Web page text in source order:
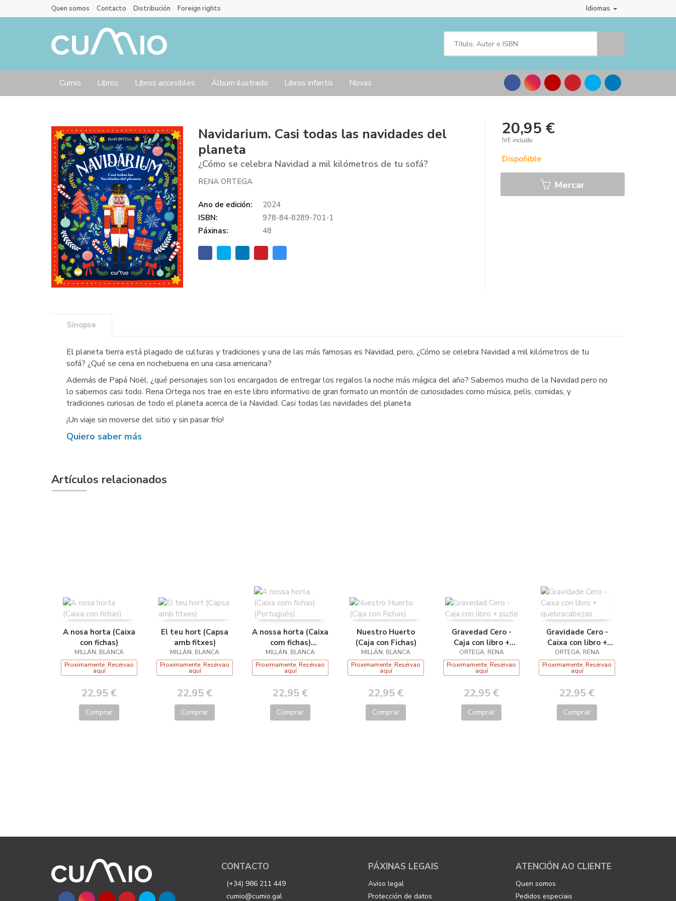
Idiomas
Quen somos Contacto Distribución Foreign rights
Cumio Libros Libros accesibles Álbum ilustrado Libros infantís Novas
Navidarium. Casi todas las navidades del
planeta
¿Cómo se celebra Navidad a mil kilómetros de tu sofá?
RENA ORTEGA
Ano de edición:
2024
ISBN:
978-84-8289-701-1
Páxinas:
48
20,95 €
IVE incluído
Dispoñible
Mercar
Sinopse
El planeta tierra está plagado de culturas y tradiciones y una de las más famosas es Navidad, pero, ¿Cómo se celebra Navidad a mil kilómetros de tu
sofá? ¿Qué se cena en nochebuena en una casa americana?
Además de Papá Noël, ¿qué personajes son los encargados de entregar los regalos la noche más mágica del año? Sabemos mucho de la Navidad pero no
lo sabemos casi todo. Rena Ortega nos trae en este libro informativo de gran formato un montón de curiosidades como música, pelis, comidas, y
tradiciones curiosas de todo el planeta acerca de la Navidad. Casi todas las navidades del planeta
¡Un viaje sin moverse del sitio y sin pasar frío!
Quiero saber más
Artículos relacionados
A nosa horta (Caixa
con fichas)
MILLÁN, BLANCA
Proximamente. Resérvao
aquí
22,95 €
Comprar
El teu hort (Capsa
amb fitxes)
MILLÁN, BLANCA
Proximamente. Resérvao
aquí
22,95 €
Comprar
A nossa horta (Caixa
com fichas)
(Portugués)
MILLÁN, BLANCA
Proximamente. Resérvao
aquí
22,95 €
Comprar
Nuestro Huerto
(Caja con Fichas)
MILLÁN, BLANCA
Proximamente. Resérvao
aquí
22,95 €
Comprar
Gravedad Cero -
Caja con libro +
puzle
ORTEGA, RENA
Proximamente. Resérvao
aquí
22,95 €
Comprar
Gravidade Cero -
Caixa con libro +
quebracabezas
ORTEGA, RENA
Proximamente. Resérvao
aquí
22,95 €
Comprar
CONTACTO
(+34) 986 211 449
cumio@cumio.gal
PÁXINAS LEGAIS
Aviso legal
Protección de datos
ATENCIÓN AO CLIENTE
Quen somos
Pedidos especiais